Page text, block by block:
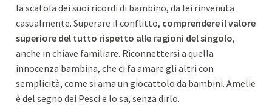
la scatola dei suoi ricordi di bambino, da lei rinvenuta
casualmente. Superare il conflitto, comprendere il valore
superiore del tutto rispetto alle ragioni del singolo,
anche in chiave familiare. Riconnettersi a quella
innocenza bambina, che ci fa amare gli altri con
semplicità, come si ama un giocattolo da bambini. Amelie
è del segno dei Pesci e lo sa, senza dirlo.